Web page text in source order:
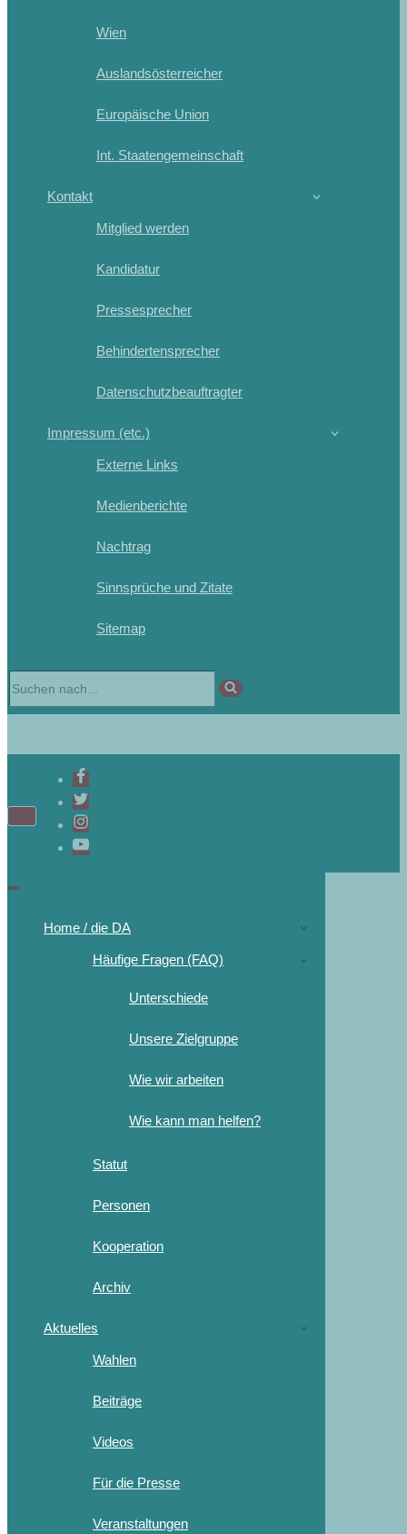
Wien
Auslandsösterreicher
Europäische Union
Int. Staatengemeinschaft
Kontakt
Mitglied werden
Kandidatur
Pressesprecher
Behindertensprecher
Datenschutzbeauftragter
Impressum (etc.)
Externe Links
Medienberichte
Nachtrag
Sinnsprüche und Zitate
Sitemap
Navigations-
Navigations-
Home / die DA
Häufige Fragen (FAQ)
Unterschiede
Unsere Zielgruppe
Wie wir arbeiten
Wie kann man helfen?
Statut
Personen
Kooperation
Archiv
Aktuelles
Wahlen
Beiträge
Videos
Für die Presse
Veranstaltungen